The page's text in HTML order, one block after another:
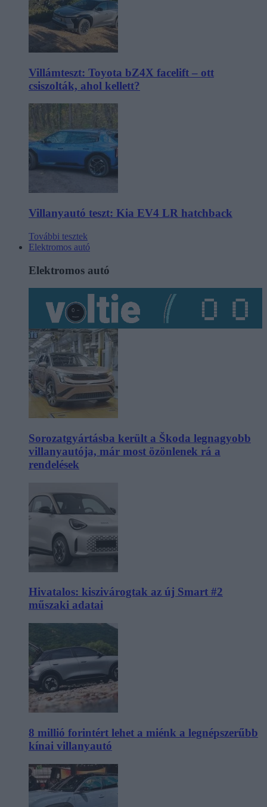
Villámteszt: Toyota bZ4X facelift – ott
csiszolták, ahol kellett?
Villanyautó teszt: Kia EV4 LR hatchback
További tesztek
Elektromos autó
Elektromos autó
Sorozatgyártásba került a Škoda legnagyobb
villanyautója, már most özönlenek rá a
rendelések
Hivatalos: kiszivárogtak az új Smart #2
műszaki adatai
8 millió forintért lehet a miénk a legnépszerűbb
kínai villanyautó